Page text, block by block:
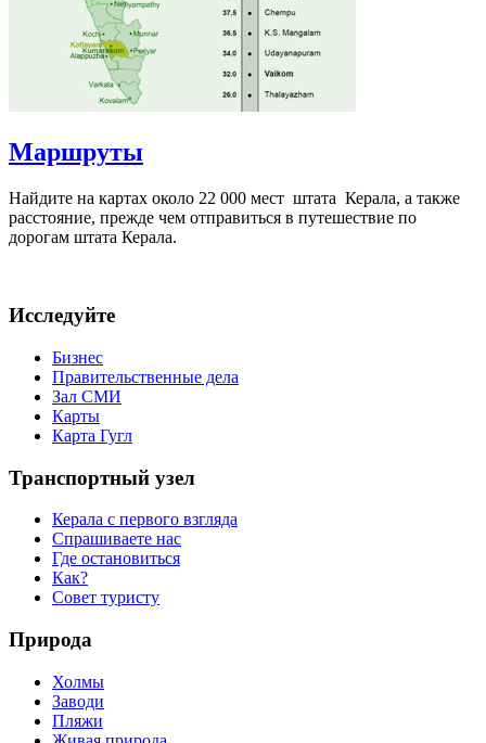
Маршруты
Найдите на картах около 22 000 мест штата Керала, а также
расстояние, прежде чем отправиться в путешествие по
дорогам штата Керала.
Исследуйте
Бизнес
Правительственные дела
Зал СМИ
Карты
Карта Гугл
Транспортный узел
Керала с первого взгляда
Спрашиваете нас
Где остановиться
Как?
Совет туристу
Природа
Холмы
Заводи
Пляжи